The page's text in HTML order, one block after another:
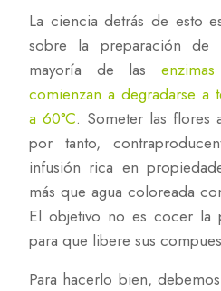
La ciencia detrás de esto
sobre la preparación de
mayoría de las
comienzan a degradarse a
a 60°C. Someter las flores
por tanto,
infusión rica en
más que agua coloreada
El objetivo no es cocer la
para que libere sus
Para hacerlo bien,